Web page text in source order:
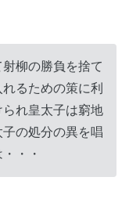
柳の勝負を捨て
るための策に利
れ皇太子は窮地
の処分の異を唱
・・